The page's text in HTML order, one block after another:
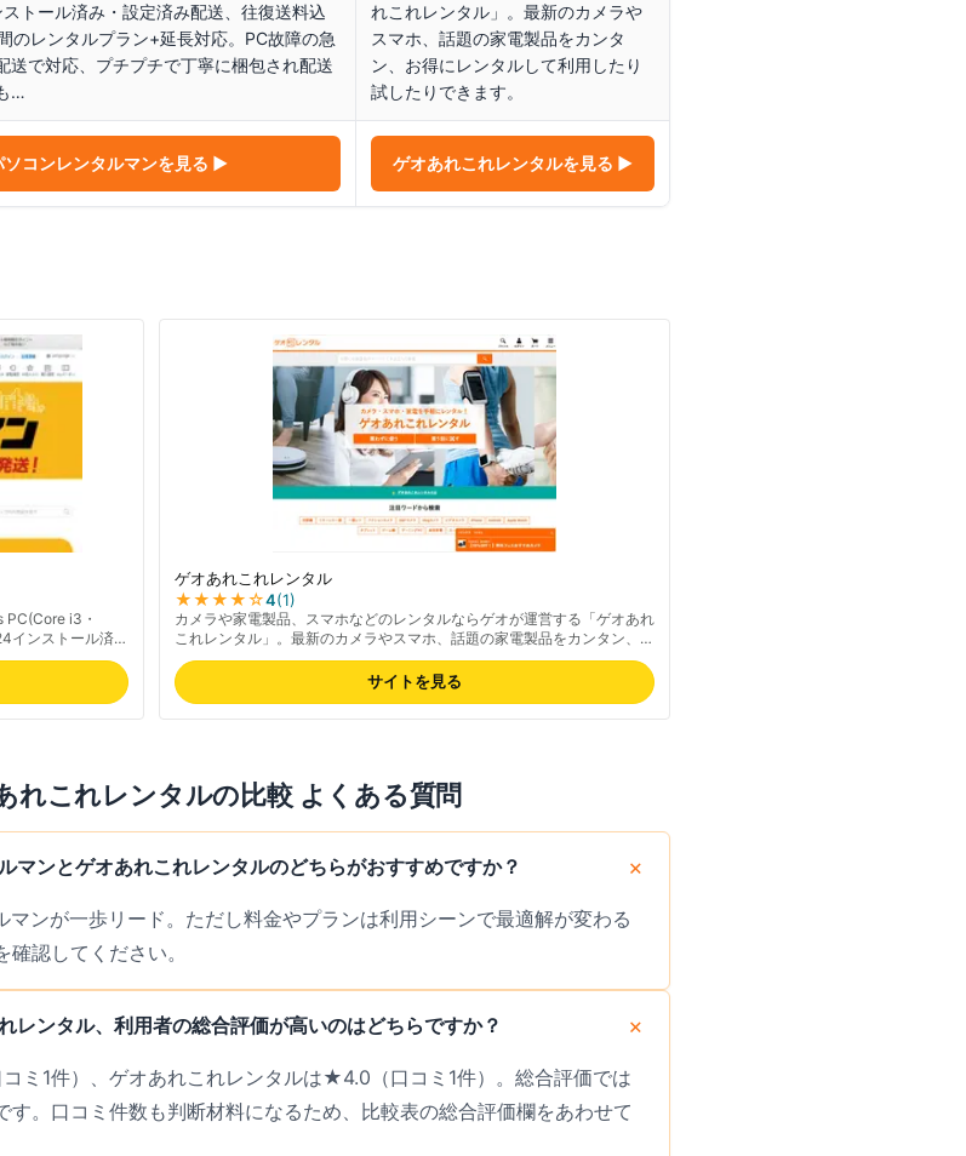
トール済み・設定済み配送、往復送料込
のレンタルプラン+延長対応。PC故障の急
送で対応、プチプチで丁寧に梱包され配送
…
れこれレンタル」。最新のカメラや
スマホ、話題の家電製品をカンタ
ン、お得にレンタルして利用したり
試したりできます。
ソコンレンタルマンを見る ▶ ゲオあれこれレンタルを見る ▶
PC(Core i3・
インストール済
タルプラン+延長
で丁寧に梱包さ
があり安心、機種
楽天市場で評価
ゲオあれこれレンタル
★★★★☆4(1)
カメラや家電製品、スマホなどのレンタルならゲオが運営する「ゲオあれ
これレンタル」。最新のカメラやスマホ、話題の家電製品をカンタン、お
得にレンタルして利用したり試したりできます。
サイトを見る
れこれレンタルの比較 よくある質問
マンとゲオあれこれレンタルのどちらがおすすめですか？
ンが一歩リード。ただし料金やプランは利用シーンで最適解が変わる
認してください。
レンタル、利用者の総合評価が高いのはどちらですか？
ミ1件）、ゲオあれこれレンタルは★4.0（口コミ1件）。総合評価では
。口コミ件数も判断材料になるため、比較表の総合評価欄をあわせて